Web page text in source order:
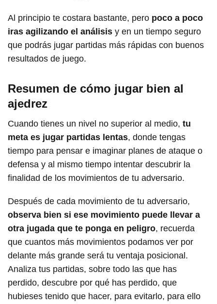
Al principio te costara bastante, pero poco a poco
iras agilizando el análisis y en un tiempo seguro
que podrás jugar partidas más rápidas con buenos
resultados de juego.
Resumen de cómo jugar bien al
ajedrez
Cuando tienes un nivel no superior al medio, tu
meta es jugar partidas lentas, donde tengas
tiempo para pensar e imaginar planes de ataque o
defensa y al mismo tiempo intentar descubrir la
finalidad de los movimientos de tu adversario.
Después de cada movimiento de tu adversario,
observa bien si ese movimiento puede llevar a
otra jugada que te ponga en peligro, recuerda
que cuantos más movimientos podamos ver por
delante más grande será tu ventaja posicional.
Analiza tus partidas, sobre todo las que has
perdido, descubre por qué has perdido, que
hubieses tenido que hacer, para evitarlo, para ello